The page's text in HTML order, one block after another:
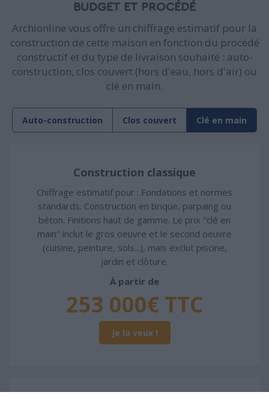
BUDGET ET PROCÉDÉ
Archionline vous offre un chiffrage estimatif pour la
construction de cette maison en fonction du procédé
constructif et du type de livraison souhaité : auto-
construction, clos couvert (hors d'eau, hors d'air) ou
clé en main.
Auto-construction Clos couvert Clé en main
Construction classique
Chiffrage estimatif pour : Fondations et normes
standards. Construction en brique, parpaing ou
béton. Finitions haut de gamme. Le prix "clé en
main" inclut le gros oeuvre et le second oeuvre
(cuisine, peinture, sols...), mais exclut piscine,
jardin et clôture.
À partir de
253 000€ TTC
Je la veux !